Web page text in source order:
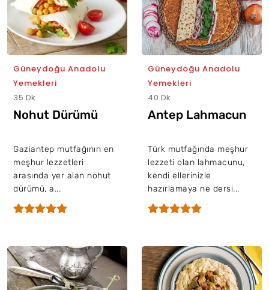
Güneydoğu Anadolu
Yemekleri
35 Dk
Nohut Dürümü
Gaziantep mutfağının en
meşhur lezzetleri
arasında yer alan nohut
dürümü, a...
Güneydoğu Anadolu
Yemekleri
40 Dk
Antep Lahmacun
Türk mutfağında meşhur
lezzeti olan lahmacunu,
kendi ellerinizle
hazırlamaya ne dersi...